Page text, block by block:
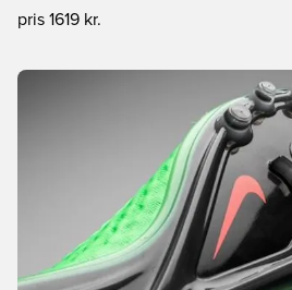
pris 1619 kr.